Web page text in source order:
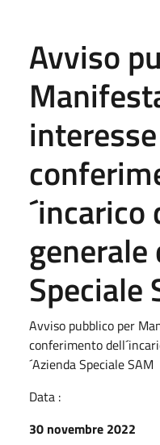
Avviso
generale
Speciale
Avviso pubblico per
conferimento
´Azienda Speciale SAM
Data :
30 novembre 2022